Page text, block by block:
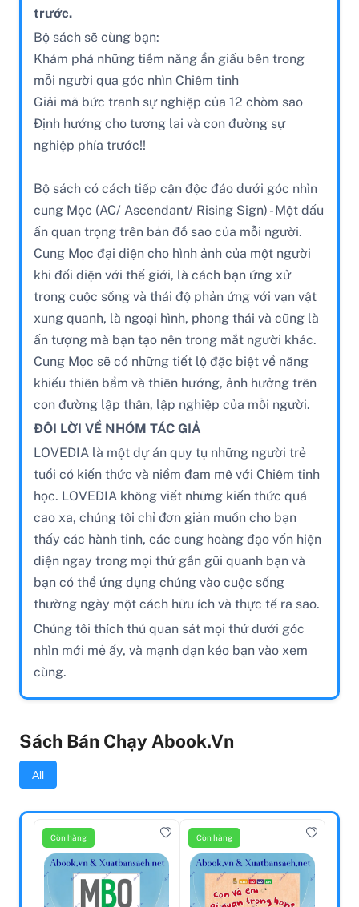
trước.
Bộ sách sẽ cùng bạn:
Khám phá những tiềm năng ẩn giấu bên trong
mỗi người qua góc nhìn Chiêm tinh
Giải mã bức tranh sự nghiệp của 12 chòm sao
Định hướng cho tương lai và con đường sự
nghiệp phía trước!!
Bộ sách có cách tiếp cận độc đáo dưới góc nhìn
cung Mọc (AC/ Ascendant/ Rising Sign) - Một dấu
ấn quan trọng trên bản đồ sao của mỗi người.
Cung Mọc đại diện cho hình ảnh của một người
khi đối diện với thế giới, là cách bạn ứng xử
trong cuộc sống và thái độ phản ứng với vạn vật
xung quanh, là ngoại hình, phong thái và cũng là
ấn tượng mà bạn tạo nên trong mắt người khác.
Cung Mọc sẽ có những tiết lộ đặc biệt về năng
khiếu thiên bẩm và thiên hướng, ảnh hưởng trên
con đường lập thân, lập nghiệp của mỗi người.
ĐÔI LỜI VỀ NHÓM TÁC GIẢ
LOVEDIA là một dự án quy tụ những người trẻ
tuổi có kiến thức và niềm đam mê với Chiêm tinh
học. LOVEDIA không viết những kiến thức quá
cao xa, chúng tôi chỉ đơn giản muốn cho bạn
thấy các hành tinh, các cung hoàng đạo vốn hiện
diện ngay trong mọi thứ gần gũi quanh bạn và
bạn có thể ứng dụng chúng vào cuộc sống
thường ngày một cách hữu ích và thực tế ra sao.
Chúng tôi thích thú quan sát mọi thứ dưới góc
nhìn mới mẻ ấy, và mạnh dạn kéo bạn vào xem
cùng.
Sách Bán Chạy Abook.vn
All
Còn hàng Còn hàng